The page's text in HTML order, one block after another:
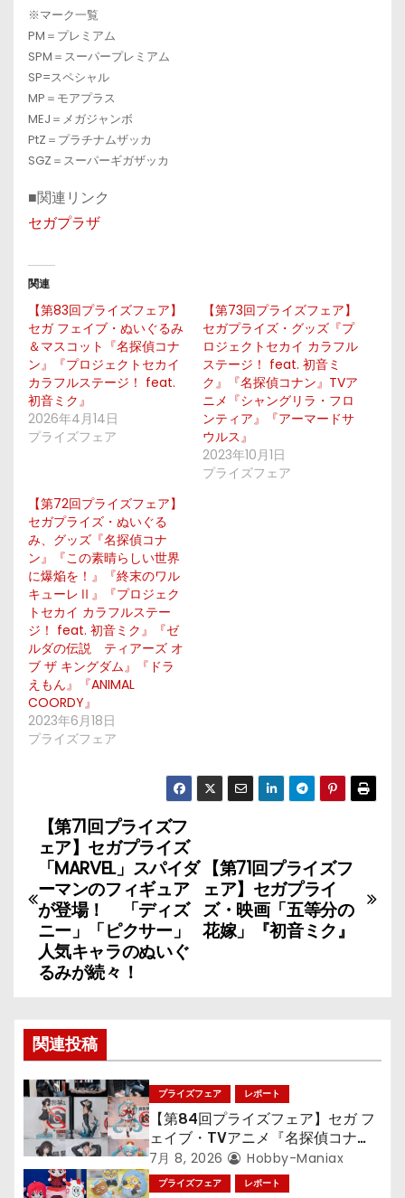
※マーク一覧
PM＝プレミアム
SPM＝スーパープレミアム
SP=スペシャル
MP＝モアプラス
MEJ＝メガジャンボ
PtZ＝プラチナムザッカ
SGZ＝スーパーギガザッカ
■関連リンク
セガプラザ
関連
【第83回プライズフェア】
セガ フェイブ・ぬいぐるみ
＆マスコット『名探偵コナ
ン』『プロジェクトセカイ
カラフルステージ！ feat.
初音ミク』
2026年4月14日
プライズフェア
【第73回プライズフェア】
セガプライズ・グッズ『プ
ロジェクトセカイ カラフル
ステージ！ feat. 初音ミ
ク』『名探偵コナン』TVア
ニメ『シャングリラ・フロ
ンティア』『アーマードサ
ウルス』
2023年10月1日
プライズフェア
【第72回プライズフェア】
セガプライズ・ぬいぐる
み、グッズ『名探偵コナ
ン』『この素晴らしい世界
に爆焔を！』『終末のワル
キューレⅡ』『プロジェク
トセカイ カラフルステー
ジ！ feat. 初音ミク』『ゼ
ルダの伝説 ティアーズ オ
ブ ザ キングダム』『ドラ
えもん』『ANIMAL
COORDY』
2023年6月18日
プライズフェア
投
稿
ナ
ビ
ゲ
ー
シ
ョ
ン
【第71回プライズフ
ェア】セガプライ
ズ・映画「五等分の
花嫁」『初音ミク』
【第71回プライズフ
ェア】セガプライズ
「MARVEL」スパイダ
ーマンのフィギュア
が登場！ 「ディズ
ニー」「ピクサー」
人気キャラのぬいぐ
るみが続々！
関連投稿
プライズフェア レポート
【第84回プライズフェア】セガ フ
ェイブ・TVアニメ『名探偵コナ
ン』TVアニメ『呪術廻戦』『〈物
語〉シリーズ』「初音ミク」
7月 8, 2026 Hobby-Maniax
プライズフェア レポート